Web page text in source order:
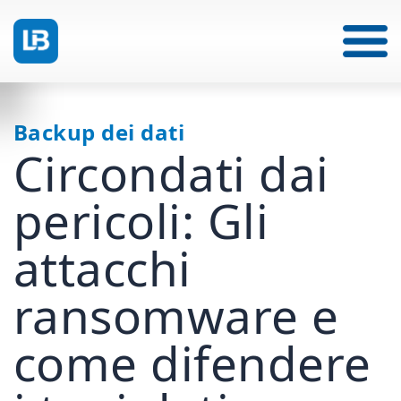
Backup dei dati
Circondati dai
pericoli: Gli
attacchi
ransomware e
come difendere